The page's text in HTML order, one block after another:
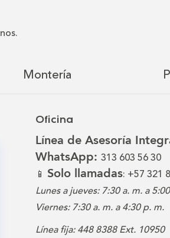
Montería
Oficina
Línea de Asesoría
WhatsApp: 313 603 56 30
📱 Solo llamadas: +57 321
Lunes a jueves: 7:30 a. m. a
Viernes: 7:30 a. m. a 4:30 p. m.
Línea fija: 448 8388 Ext. 10950